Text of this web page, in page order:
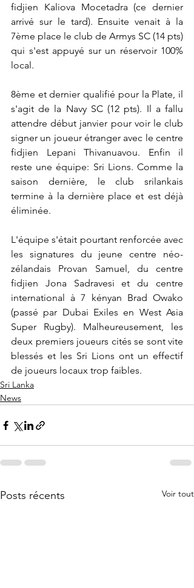
fidjien Kaliova Mocetadra (ce dernier
arrivé sur le tard). Ensuite venait à la
7ème place le club de Armys SC (14 pts)
qui s'est appuyé sur un réservoir 100%
local.
8ème et dernier qualifié pour la Plate, il
s'agit de la Navy SC (12 pts). Il a fallu
attendre début janvier pour voir le club
signer un joueur étranger avec le centre
fidjien Lepani Thivanuavou. Enfin il
reste une équipe: Sri Lions. Comme la
saison dernière, le club srilankais
termine à la dernière place et est déjà
éliminée.
L'équipe s'était pourtant renforcée avec
les signatures du jeune centre néo-
zélandais Provan Samuel, du centre
fidjien Jona Sadravesi et du centre
international à 7 kényan Brad Owako
(passé par Dubai Exiles en West Asia
Super Rugby). Malheureusement, les
deux premiers joueurs cités se sont vite
blessés et les Sri Lions ont un effectif
de joueurs locaux trop faibles.
Sri Lanka
News
Posts récents Voir tout